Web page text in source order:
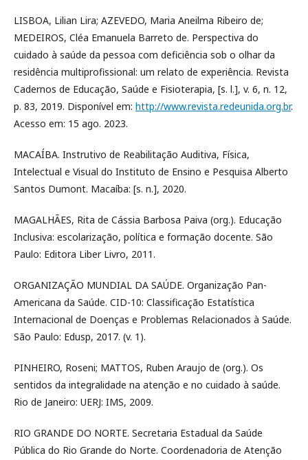
LISBOA, Lilian Lira; AZEVEDO, Maria Aneilma Ribeiro de;
MEDEIROS, Cléa Emanuela Barreto de. Perspectiva do
cuidado à saúde da pessoa com deficiência sob o olhar da
residência multiprofissional: um relato de experiência. Revista
Cadernos de Educação, Saúde e Fisioterapia, [s. l.], v. 6, n. 12,
p. 83, 2019. Disponível em: http://www.revista.redeunida.org.br.
Acesso em: 15 ago. 2023.
MACAÍBA. Instrutivo de Reabilitação Auditiva, Física,
Intelectual e Visual do Instituto de Ensino e Pesquisa Alberto
Santos Dumont. Macaíba: [s. n.], 2020.
MAGALHÃES, Rita de Cássia Barbosa Paiva (org.). Educação
Inclusiva: escolarização, política e formação docente. São
Paulo: Editora Liber Livro, 2011.
ORGANIZAÇÃO MUNDIAL DA SAÚDE. Organização Pan-
Americana da Saúde. CID-10: Classificação Estatística
Internacional de Doenças e Problemas Relacionados à Saúde.
São Paulo: Edusp, 2017. (v. 1).
PINHEIRO, Roseni; MATTOS, Ruben Araujo de (org.). Os
sentidos da integralidade na atenção e no cuidado à saúde.
Rio de Janeiro: UERJ: IMS, 2009.
RIO GRANDE DO NORTE. Secretaria Estadual da Saúde
Pública do Rio Grande do Norte. Coordenadoria de Atenção